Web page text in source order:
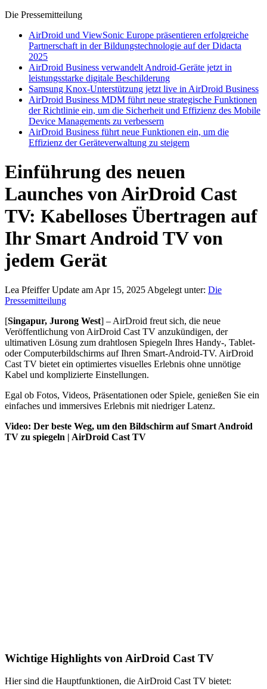
Die Pressemitteilung
AirDroid und ViewSonic Europe präsentieren erfolgreiche
Partnerschaft in der Bildungstechnologie auf der Didacta
2025
AirDroid Business verwandelt Android-Geräte jetzt in
leistungsstarke digitale Beschilderung
Samsung Knox-Unterstützung jetzt live in AirDroid Business
AirDroid Business MDM führt neue strategische Funktionen
der Richtlinie ein, um die Sicherheit und Effizienz des Mobile
Device Managements zu verbessern
AirDroid Business führt neue Funktionen ein, um die
Effizienz der Geräteverwaltung zu steigern
Einführung des neuen
Launches von AirDroid Cast
TV: Kabelloses Übertragen auf
Ihr Smart Android TV von
jedem Gerät
Lea PfeifferUpdate am Apr 15, 2025 Abgelegt unter: Die
Pressemitteilung
[Singapur, Jurong West] – AirDroid freut sich, die neue
Veröffentlichung von AirDroid Cast TV anzukündigen, der
ultimativen Lösung zum drahtlosen Spiegeln Ihres Handy-, Tablet-
oder Computerbildschirms auf Ihren Smart-Android-TV. AirDroid
Cast TV bietet ein optimiertes visuelles Erlebnis ohne unnötige
Kabel und komplizierte Einstellungen.
Egal ob Fotos, Videos, Präsentationen oder Spiele, genießen Sie ein
einfaches und immersives Erlebnis mit niedriger Latenz.
Video: Der beste Weg, um den Bildschirm auf Smart Android
TV zu spiegeln | AirDroid Cast TV
Wichtige Highlights von AirDroid Cast TV
Hier sind die Hauptfunktionen, die AirDroid Cast TV bietet: